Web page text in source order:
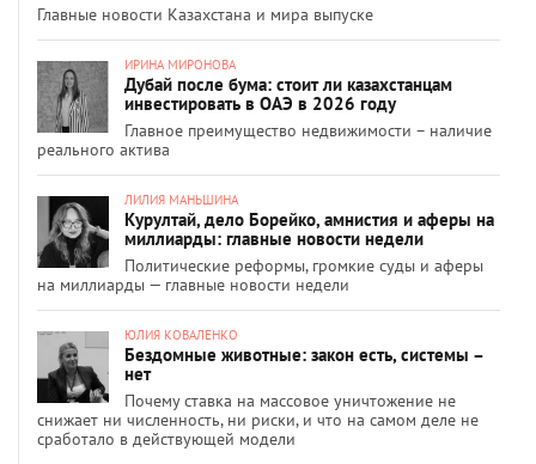
Главные новости Казахстана и мира выпуске
ИРИНА МИРОНОВА
Дубай после бума: стоит ли казахстанцам
инвестировать в ОАЭ в 2026 году
Главное преимущество недвижимости – наличие
реального актива
ЛИЛИЯ МАНЬШИНА
Курултай, дело Борейко, амнистия и аферы на
миллиарды: главные новости недели
Политические реформы, громкие суды и аферы
на миллиарды — главные новости недели
ЮЛИЯ КОВАЛЕНКО
Бездомные животные: закон есть, системы –
нет
Почему ставка на массовое уничтожение не
снижает ни численность, ни риски, и что на самом деле не
сработало в действующей модели